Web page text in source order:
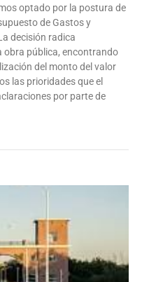
optado por la postura de
de Gastos y
decisión radica
obra pública, encontrando
del monto del valor
las prioridades que el
por parte de